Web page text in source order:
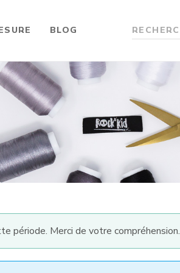
BLOG
période. Merci de votre compréhension.